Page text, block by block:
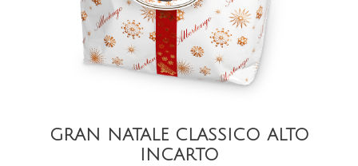
GRAN NATALE CLASSICO ALTO
INCARTO